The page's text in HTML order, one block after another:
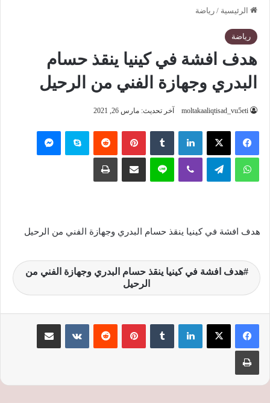
الرئيسية / رياضة
رياضة
هدف افشة في كينيا ينقذ حسام
البدري وجهازة الفني من الرحيل
moltakaaliqtisad_vu5eti آخر تحديث: مارس 26, 2021
فيسبوك ‫X لينكدإن بينتيريست سكايب
واتساب تيلقرام لاين
هدف افشة في كينيا ينقذ حسام البدري وجهازة الفني من الرحيل
هدف افشة في كينيا ينقذ حسام البدري وجهازة الفني من
الرحيل
لينكدإن بينتيريست